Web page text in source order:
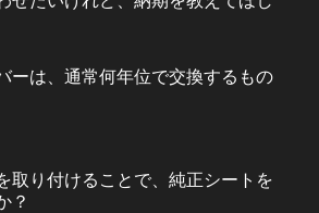
ーは、通常何年位で交換するもの
取り付けることで、純正シートを
？